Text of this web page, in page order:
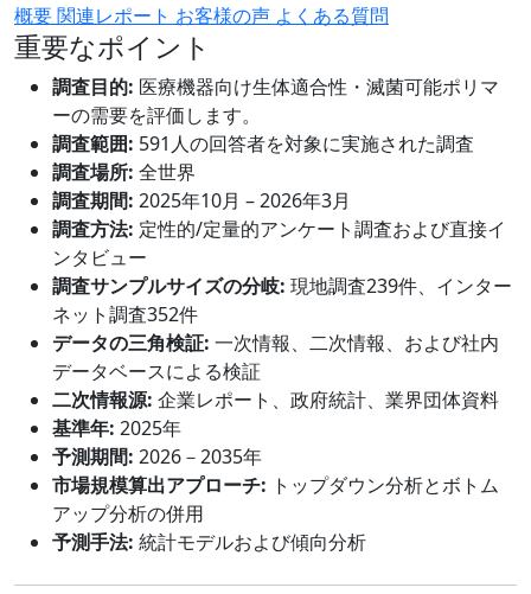
概要関連レポート お客様の声 よくある質問
重要なポイント
調査目的: 医療機器向け生体適合性・滅菌可能ポリマ
ーの需要を評価します。
調査範囲: 591人の回答者を対象に実施された調査
調査場所: 全世界
調査期間: 2025年10月 – 2026年3月
調査方法: 定性的/定量的アンケート調査および直接イ
ンタビュー
調査サンプルサイズの分岐: 現地調査239件、インター
ネット調査352件
データの三角検証: 一次情報、二次情報、および社内
データベースによる検証
二次情報源: 企業レポート、政府統計、業界団体資料
基準年: 2025年
予測期間: 2026－2035年
市場規模算出アプローチ: トップダウン分析とボトム
アップ分析の併用
予測手法: 統計モデルおよび傾向分析